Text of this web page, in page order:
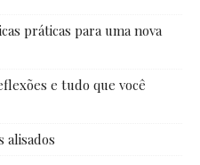
práticas para uma nova
e tudo que você
alisados